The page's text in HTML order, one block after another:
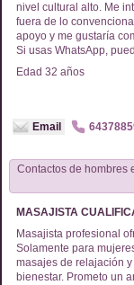
nivel cultural alto. Me
fuera de lo
apoyo y me gustaría
Si usas WhatsApp,
Edad 32 años
Email
Contactos de hombres
MASAJISTA
Masajista profesional
Solamente para
masajes de relajación
bienestar. Prometo un